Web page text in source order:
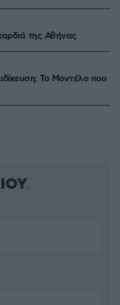
της Αθήνας
Το Mοντέλο που